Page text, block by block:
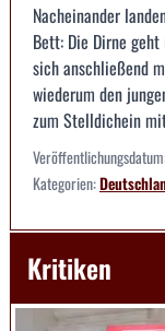
Nacheinander
Bett: Die Dirne
sich anschließend
wiederum den
zum Stelldichein
Kategorien:
Kritiken